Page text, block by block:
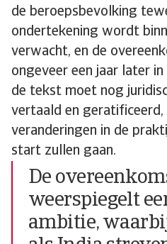
de beroepsbevolking
ondertekening wordt
verwacht, en de
ongeveer een jaar later
de tekst moet nog
vertaald en
veranderingen in de
start zullen gaan.
De
weerspiegelt
ambitie,